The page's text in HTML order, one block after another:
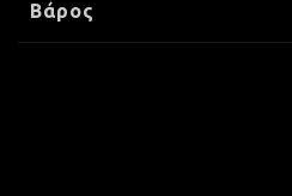
Βάρος